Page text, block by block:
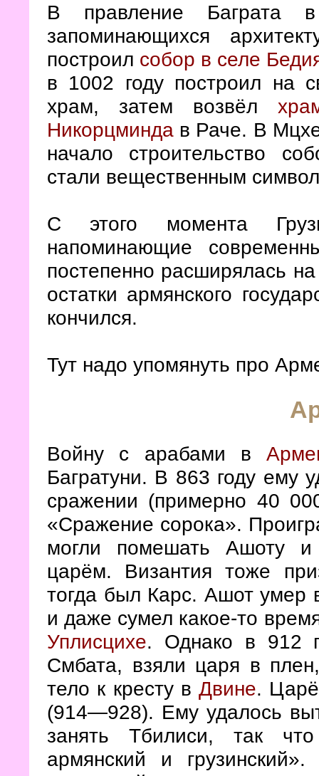
В правление Баграта в
запоминающихся
построил собор в селе
в 1002 году построил на
храм, затем возвёл
Никорцминда в Раче. В
начало строительство
стали вещественным
С этого момента
напоминающие
постепенно расширялась
остатки армянского
кончился.
Тут надо упомянуть про
Войну с арабами в
Багратуни. В 863 году ему
сражении (примерно 40
«Сражение сорока».
могли помешать Ашоту и
царём. Византия тоже
тогда был Карс. Ашот умер
и даже сумел какое-то
Уплисцихе. Однако в 912
Смбата, взяли царя в
тело к кресту вДвине.
(914—928). Ему удалось
занять Тбилиси, так
армянский и